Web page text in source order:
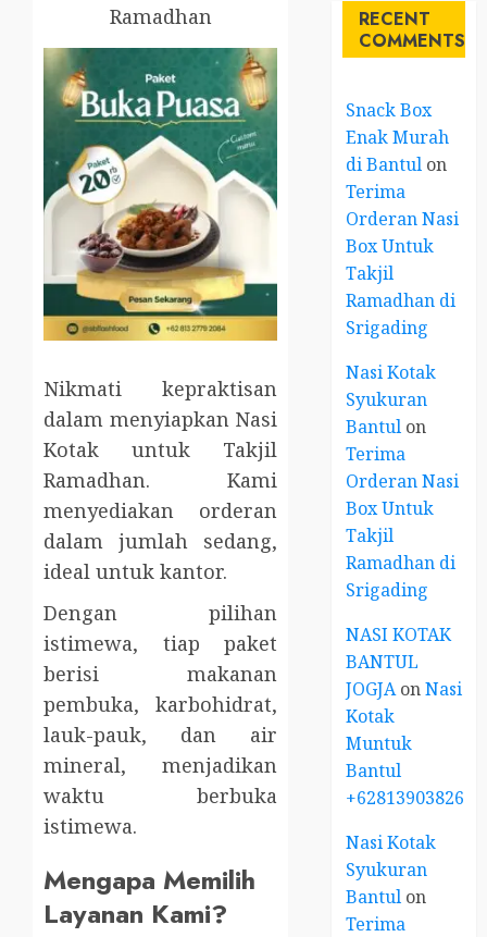
Ramadhan
Nikmati kepraktisan
dalam menyiapkan Nasi
Kotak untuk Takjil
Ramadhan. Kami
menyediakan orderan
dalam jumlah sedang,
ideal untuk kantor.
Dengan pilihan
istimewa, tiap paket
berisi makanan
pembuka, karbohidrat,
lauk-pauk, dan air
mineral, menjadikan
waktu berbuka
istimewa.
Mengapa Memilih
Layanan Kami?
RECENT
COMMENTS
Snack Box
Enak Murah
di Bantul on
Terima
Orderan Nasi
Box Untuk
Takjil
Ramadhan di
Srigading
Nasi Kotak
Syukuran
Bantul on
Terima
Orderan Nasi
Box Untuk
Takjil
Ramadhan di
Srigading
NASI KOTAK
BANTUL
JOGJAonNasi
Kotak
Muntuk
Bantul
+6281390382667
Nasi Kotak
Syukuran
Bantul on
Terima